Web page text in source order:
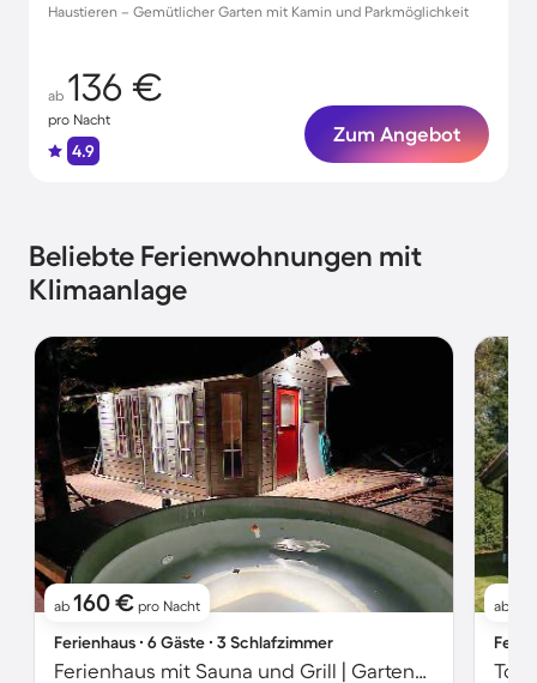
Haustieren – Gemütlicher Garten mit Kamin und Parkmöglichkeit
ab 136 €
pro Nacht
4.9
Zum Angebot
Beliebte Ferienwohnungen mit
Klimaanlage
ab 160 € pro Nacht
Ferienhaus ∙ 6 Gäste ∙ 3 Schlafzimmer
Ferienhaus mit Sauna und Grill | Gartenblick
ab